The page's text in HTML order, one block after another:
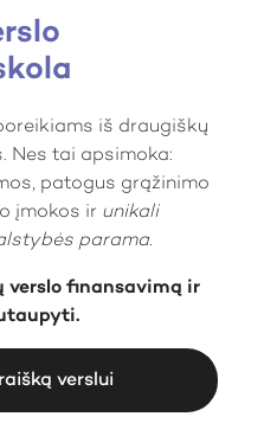
iš draugiškų
Nes tai apsimoka:
patogus grąžinimo
įmokos ir unikali
parama.
verslo finansavimą ir
verslui